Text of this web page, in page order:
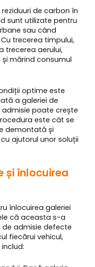
de carbon în
sunt utilizate pentru
sau când
trecerea timpului,
trecerea aerului,
mărind consumul
optime este
a galeriei de
admisie poate crește
este cât se
demontată și
ajutorul unor soluții
și înlocuirea
înlocuirea galeriei
că aceasta s-a
de admisie defecte
fiecărui vehicul,